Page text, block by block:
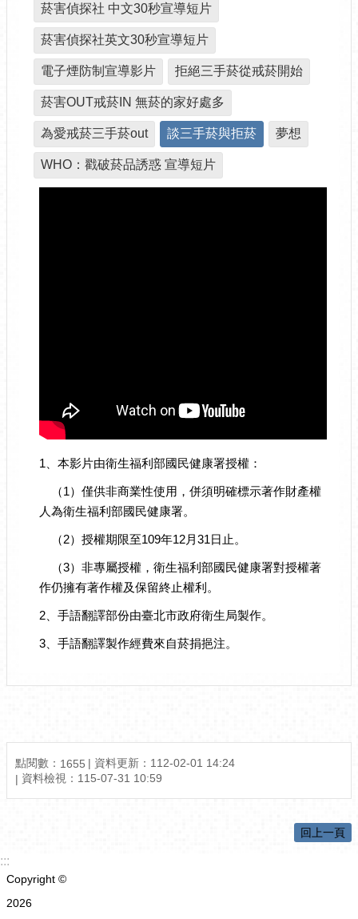
菸害偵探社 中文30秒宣導短片
菸害偵探社英文30秒宣導短片
電子煙防制宣導影片 拒絕三手菸從戒菸開始
菸害OUT戒菸IN 無菸的家好處多
為愛戒菸三手菸out 談三手菸與拒菸 夢想
WHO：戳破菸品誘惑 宣導短片
1、本影片由衛生福利部國民健康署授權：
（1）僅供非商業性使用，併須明確標示著作財產權
人為衛生福利部國民健康署。
（2）授權期限至109年12月31日止。
（3）非專屬授權，衛生福利部國民健康署對授權著
作仍擁有著作權及保留終止權利。
2、手語翻譯部份由臺北市政府衛生局製作。
3、手語翻譯製作經費來自菸捐挹注。
點閱數： 1655 資料更新： 112-02-01 14:24
資料檢視： 115-07-31 10:59
回上一頁
:::
Copyright ©
2026